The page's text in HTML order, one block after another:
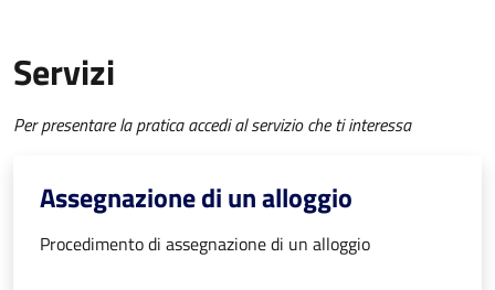
Servizi
Per presentare la pratica accedi al servizio che ti interessa
Assegnazione di un alloggio
Procedimento di assegnazione di un alloggio